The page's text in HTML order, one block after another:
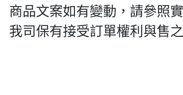
商品文案如有變動，請參照
我司保有接受訂單權利與售